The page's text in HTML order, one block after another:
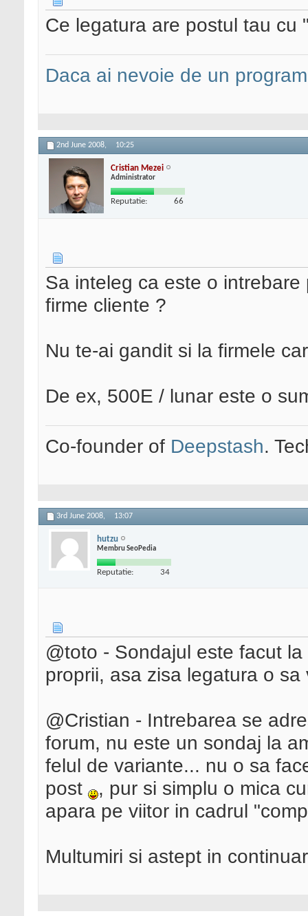
Ce legatura are postul tau cu
Daca ai nevoie de un
2nd June 2008, 10:25
Cristian Mezei
Administrator
Reputatie: 66
Sa inteleg ca este o
firme cliente ?
Nu te-ai gandit si la firmele
De ex, 500E / lunar este o
Co-founder of Deepstash.
3rd June 2008, 13:07
hutzu
Membru SeoPedia
Reputatie: 34
@toto - Sondajul este facut
proprii, asa zisa legatura o
@Cristian - Intrebarea se
forum, nu este un sondaj la
felul de variante... nu o sa
post
, pur si simplu o mica
apara pe viitor in cadrul
Multumiri si astept in